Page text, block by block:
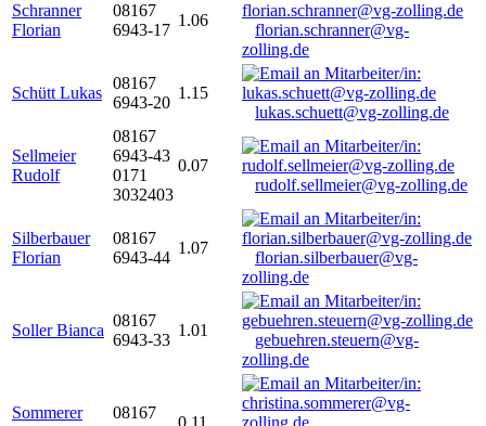
Schranner
Florian
08167
6943-17
1.06
florian.schranner@vg-
zolling.de
Schütt Lukas
08167
6943-20
1.15
lukas.schuett@vg-zolling.de
Sellmeier
Rudolf
08167
6943-43
0171
3032403
0.07
rudolf.sellmeier@vg-zolling.de
Silberbauer
Florian
08167
6943-44
1.07
florian.silberbauer@vg-
zolling.de
Soller Bianca
08167
6943-33
1.01
gebuehren.steuern@vg-
zolling.de
Sommerer
08167